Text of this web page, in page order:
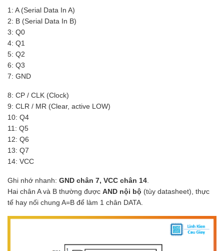
1: A (Serial Data In A)
2: B (Serial Data In B)
3: Q0
4: Q1
5: Q2
6: Q3
7: GND
8: CP / CLK (Clock)
9: CLR / MR (Clear, active LOW)
10: Q4
11: Q5
12: Q6
13: Q7
14: VCC
Ghi nhớ nhanh: GND chân 7, VCC chân 14
Hai chân A và B thường được AND nội bộ (tùy datasheet), thực
tế hay nối chung A=B để làm 1 chân DATA.